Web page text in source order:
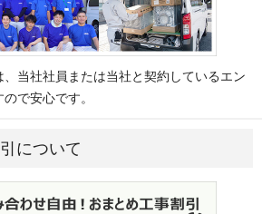
当社社員または当社と契約しているエン
で安心です。
について